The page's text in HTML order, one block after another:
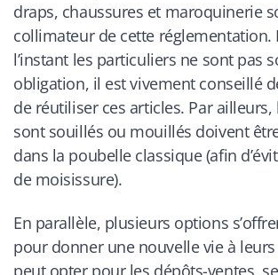
draps, chaussures et maroquinerie
collimateur de cette réglementation.
l’instant les particuliers ne sont pas
obligation, il est vivement conseillé
de réutiliser ces articles. Par ailleurs,
sont souillés ou mouillés doivent
dans la poubelle classique (afin
de moisissure).
En parallèle, plusieurs options
pour donner une nouvelle vie à
peut opter pour les dépôts-ventes,